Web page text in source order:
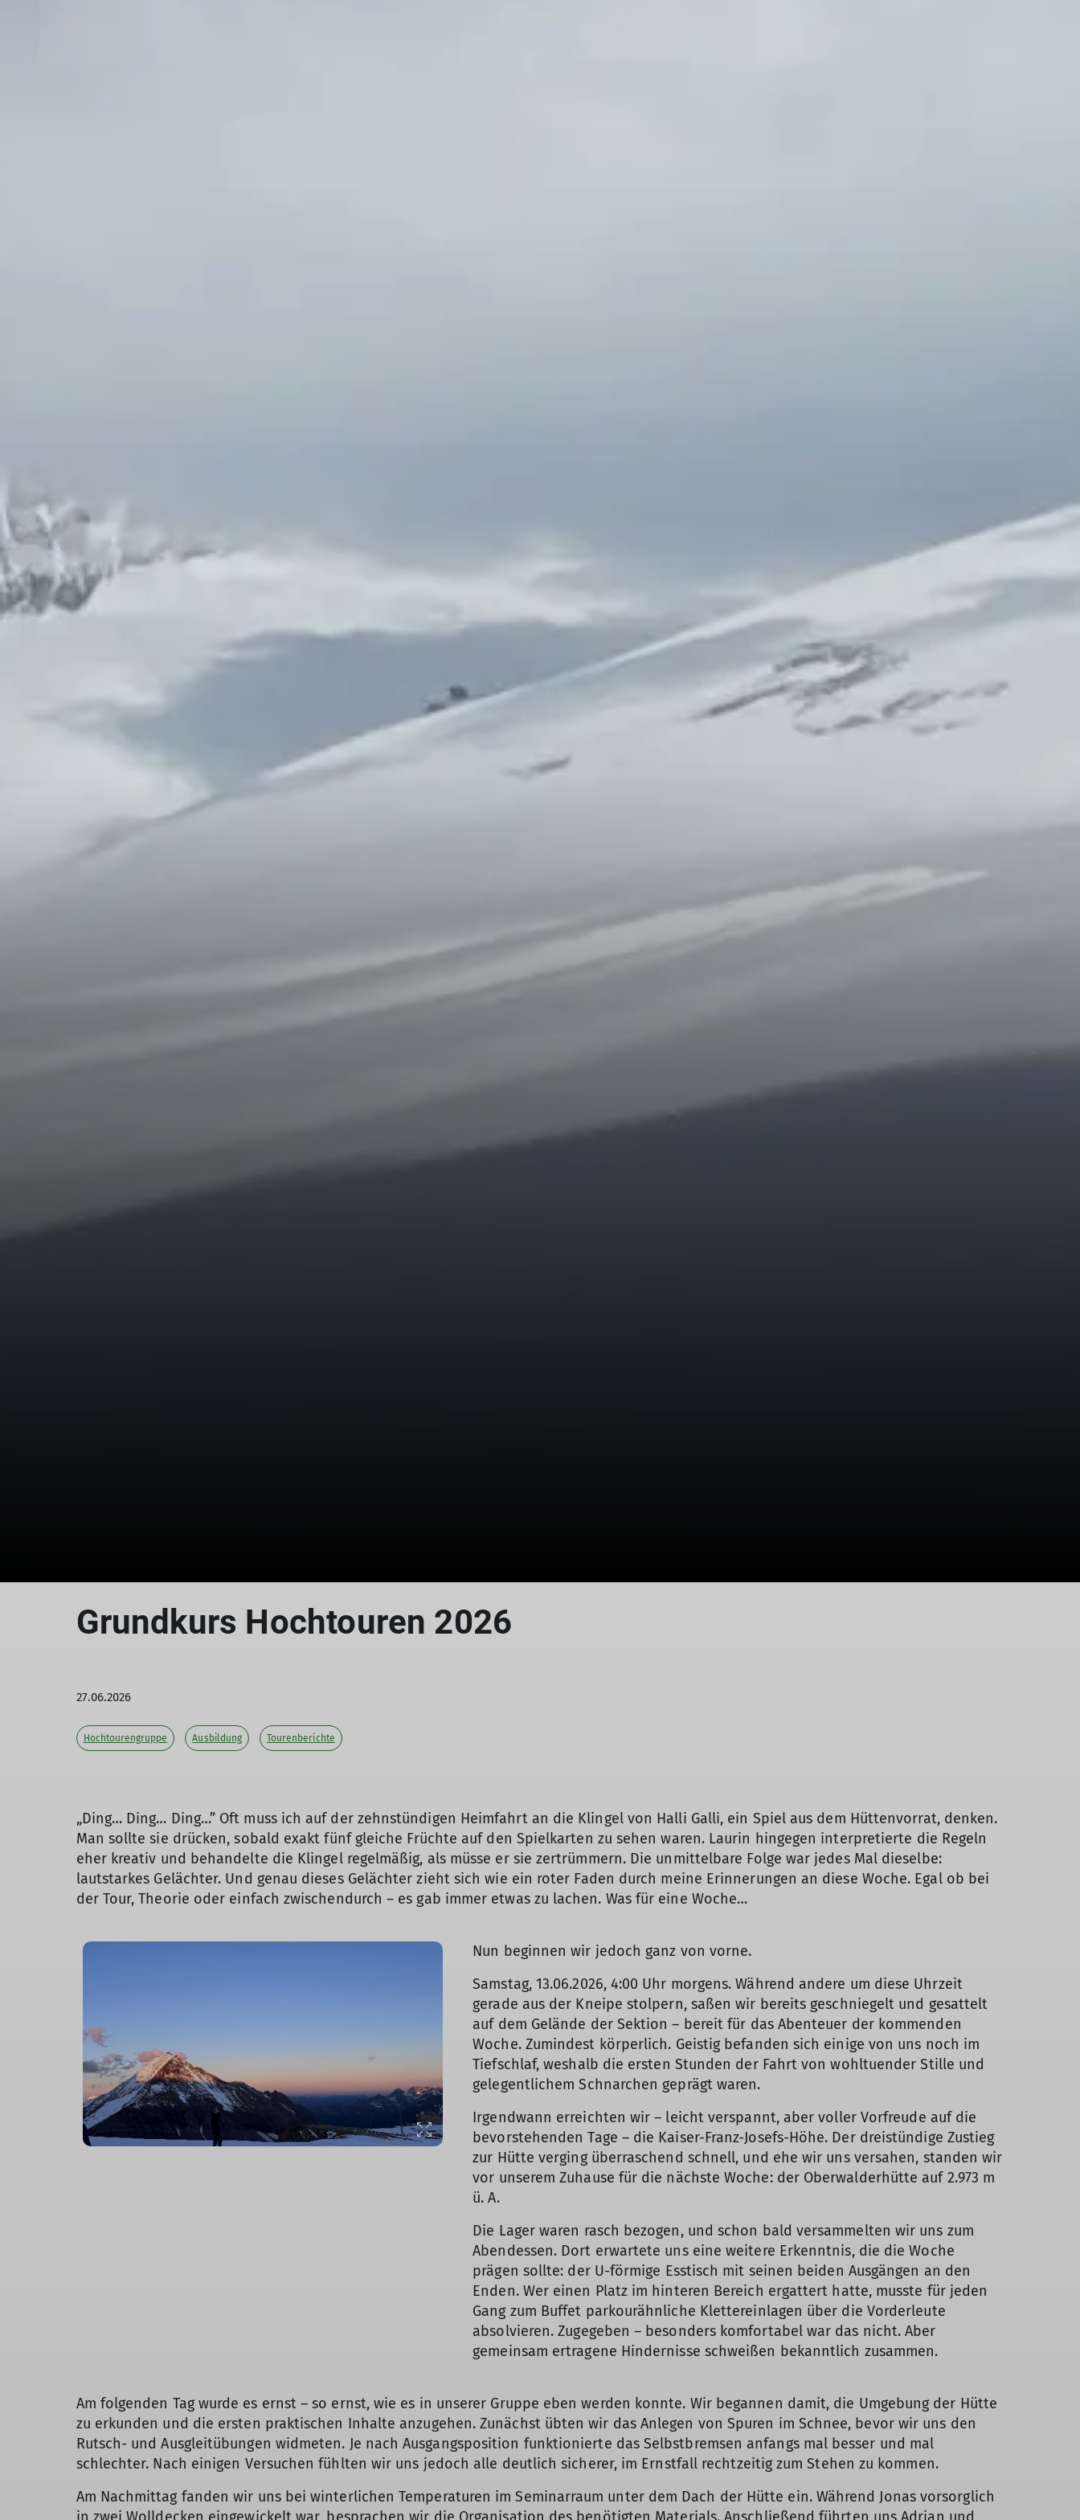
Grundkurs Hochtouren 2026
27.06.2026
Hochtourengruppe Ausbildung Tourenberichte
„Ding… Ding… Ding…” Oft muss ich auf der zehnstündigen Heimfahrt an die Klingel von Halli Galli, ein Spiel aus dem Hüttenvorrat, denken.
Man sollte sie drücken, sobald exakt fünf gleiche Früchte auf den Spielkarten zu sehen waren. Laurin hingegen interpretierte die Regeln
eher kreativ und behandelte die Klingel regelmäßig, als müsse er sie zertrümmern. Die unmittelbare Folge war jedes Mal dieselbe:
lautstarkes Gelächter. Und genau dieses Gelächter zieht sich wie ein roter Faden durch meine Erinnerungen an diese Woche. Egal ob bei
der Tour, Theorie oder einfach zwischendurch – es gab immer etwas zu lachen. Was für eine Woche…
Nun beginnen wir jedoch ganz von vorne.
Samstag, 13.06.2026, 4:00 Uhr morgens. Während andere um diese Uhrzeit
gerade aus der Kneipe stolpern, saßen wir bereits geschniegelt und gesattelt
auf dem Gelände der Sektion – bereit für das Abenteuer der kommenden
Woche. Zumindest körperlich. Geistig befanden sich einige von uns noch im
Tiefschlaf, weshalb die ersten Stunden der Fahrt von wohltuender Stille und
gelegentlichem Schnarchen geprägt waren.
Irgendwann erreichten wir – leicht verspannt, aber voller Vorfreude auf die
bevorstehenden Tage – die Kaiser-Franz-Josefs-Höhe. Der dreistündige Zustieg
zur Hütte verging überraschend schnell, und ehe wir uns versahen, standen wir
vor unserem Zuhause für die nächste Woche: der Oberwalderhütte auf 2.973 m
ü. A.
Die Lager waren rasch bezogen, und schon bald versammelten wir uns zum
Abendessen. Dort erwartete uns eine weitere Erkenntnis, die die Woche
prägen sollte: der U-förmige Esstisch mit seinen beiden Ausgängen an den
Enden. Wer einen Platz im hinteren Bereich ergattert hatte, musste für jeden
Gang zum Buffet parkourähnliche Klettereinlagen über die Vorderleute
absolvieren. Zugegeben – besonders komfortabel war das nicht. Aber
gemeinsam ertragene Hindernisse schweißen bekanntlich zusammen.
Am folgenden Tag wurde es ernst – so ernst, wie es in unserer Gruppe eben werden konnte. Wir begannen damit, die Umgebung der Hütte
zu erkunden und die ersten praktischen Inhalte anzugehen. Zunächst übten wir das Anlegen von Spuren im Schnee, bevor wir uns den
Rutsch- und Ausgleitübungen widmeten. Je nach Ausgangsposition funktionierte das Selbstbremsen anfangs mal besser und mal
schlechter. Nach einigen Versuchen fühlten wir uns jedoch alle deutlich sicherer, im Ernstfall rechtzeitig zum Stehen zu kommen.
Am Nachmittag fanden wir uns bei winterlichen Temperaturen im Seminarraum unter dem Dach der Hütte ein. Während Jonas vorsorglich